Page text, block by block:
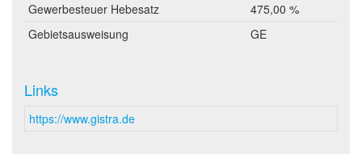
Gewerbesteuer Hebesatz
475,00 %
Gebietsausweisung
GE
Links
https://www.gistra.de